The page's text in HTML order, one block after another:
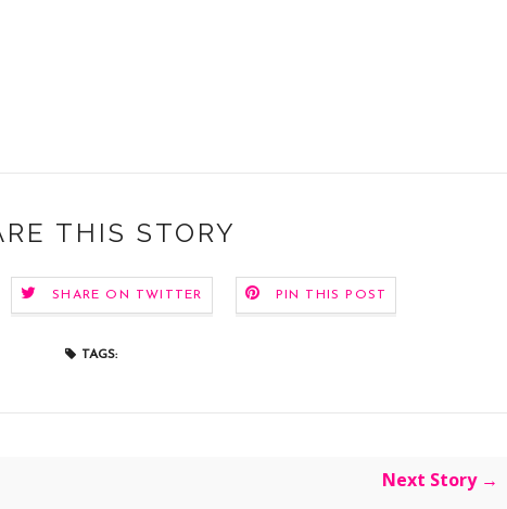
THIS STORY
SHARE ON TWITTER PIN THIS POST
TAGS:
Next Story →